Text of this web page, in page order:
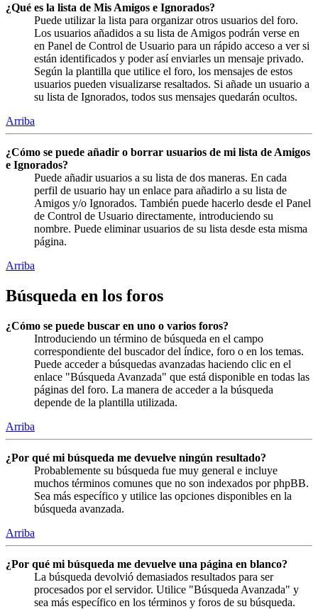
¿Qué es la lista de Mis Amigos e Ignorados?
Puede utilizar la lista para organizar otros usuarios del foro.
Los usuarios añadidos a su lista de Amigos podrán verse en
en Panel de Control de Usuario para un rápido acceso a ver si
están identificados y poder así enviarles un mensaje privado.
Según la plantilla que utilice el foro, los mensajes de estos
usuarios pueden visualizarse resaltados. Si añade un usuario a
su lista de Ignorados, todos sus mensajes quedarán ocultos.
Arriba
¿Cómo se puede añadir o borrar usuarios de mi lista de Amigos
e Ignorados?
Puede añadir usuarios a su lista de dos maneras. En cada
perfil de usuario hay un enlace para añadirlo a su lista de
Amigos y/o Ignorados. También puede hacerlo desde el Panel
de Control de Usuario directamente, introduciendo su
nombre. Puede eliminar usuarios de su lista desde esta misma
página.
Arriba
Búsqueda en los foros
¿Cómo se puede buscar en uno o varios foros?
Introduciendo un término de búsqueda en el campo
correspondiente del buscador del índice, foro o en los temas.
Puede acceder a búsquedas avanzadas haciendo clic en el
enlace "Búsqueda Avanzada" que está disponible en todas las
páginas del foro. La manera de acceder a la búsqueda
depende de la plantilla utilizada.
Arriba
¿Por qué mi búsqueda me devuelve ningún resultado?
Probablemente su búsqueda fue muy general e incluye
muchos términos comunes que no son indexados por phpBB.
Sea más específico y utilice las opciones disponibles en la
búsqueda avanzada.
Arriba
¿Por qué mi búsqueda me devuelve una página en blanco?
La búsqueda devolvió demasiados resultados para ser
procesados por el servidor. Utilice "Búsqueda Avanzada" y
sea más específico en los términos y foros de su búsqueda.